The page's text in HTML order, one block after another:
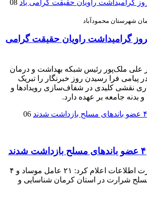
08
شهرستان محمودآباد
گرامیداشت راویان حقیقت گرامی
علی ملک‌پور رئیس شبکه بهداشت و درمان
پیامی فرا رسیدن روز خبرنگار را تبریک
نقشی کلیدی در شفاف‌سازی رویدادها و
و بدنه جامعه بر عهده دارد.
06
محمودآباد آنلاین : وزارت اطلاعات اعلام کرد: ۲۱ عامل موساد و ۴
شرارت در استان کرمان شناسایی و